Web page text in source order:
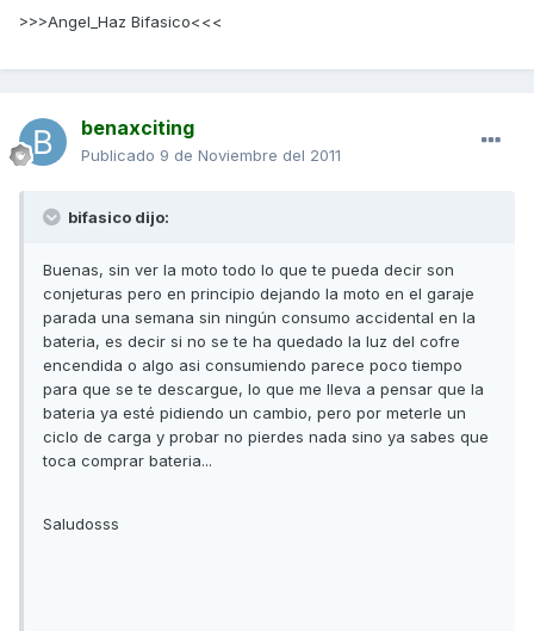
>>>Angel_Haz Bifasico<<<
benaxciting
Publicado 9 de Noviembre del 2011
bifasico dijo:
Buenas, sin ver la moto todo lo que te pueda decir son
conjeturas pero en principio dejando la moto en el garaje
parada una semana sin ningún consumo accidental en la
bateria, es decir si no se te ha quedado la luz del cofre
encendida o algo asi consumiendo parece poco tiempo
para que se te descargue, lo que me lleva a pensar que la
bateria ya esté pidiendo un cambio, pero por meterle un
ciclo de carga y probar no pierdes nada sino ya sabes que
toca comprar bateria...
Saludosss